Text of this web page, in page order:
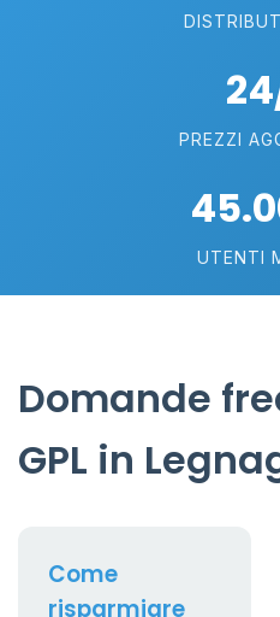
PREZZI
UTENTI
Domande
GPL in
Come
risparmiare